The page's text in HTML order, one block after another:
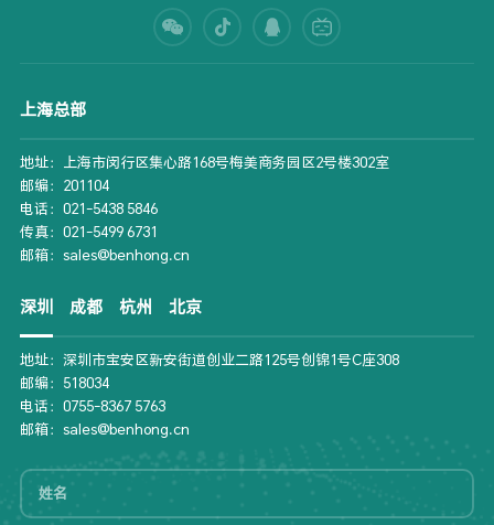
上海总部
地址：上海市闵行区集心路168号梅美商务园区2号楼302室
邮编：201104
电话：021-5438 5846
传真：021-5499 6731
邮箱：sales@benhong.cn
深圳 成都 杭州 北京
地址：深圳市宝安区新安街道创业二路125号创锦1号C座308
邮编：518034
电话：0755-8367 5763
邮箱：sales@benhong.cn